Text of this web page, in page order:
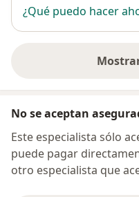
¿Qué puedo hacer
No se aceptan
Este especialista sólo
puede pagar
otro especialista que